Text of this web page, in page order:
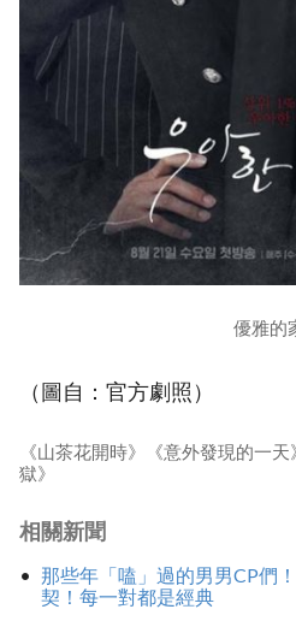
優雅的
（圖自：官方劇照）
《山茶花開時》《意外發現的一
獄》
相關新聞
那些年「嗑」過的男男CP們
契！每一對都是經典